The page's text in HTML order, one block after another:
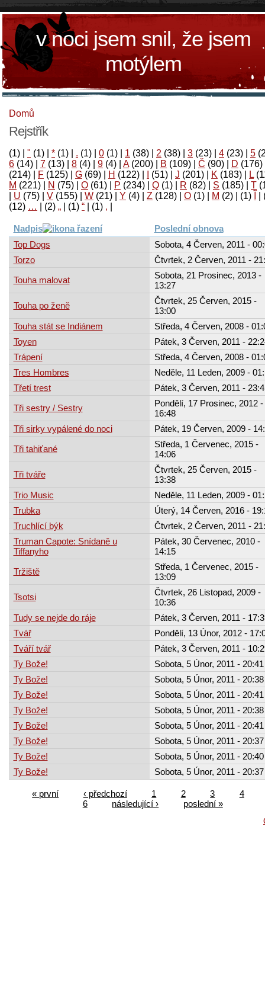
v noci jsem snil, že jsem
motýlem
Domů
Rejstřík
(1) " (1) * (1) . (1) 0 (1) 1 (38) 2 (38) 3 (23) 4 (23) 5
6 (14) 7 (13) 8 (4) 9 (4) A(200) B (109) Č (90) D (176)
(214)
F (125) G (69) H (122) (51) J (201) K (183) L
M (221) N (75) O (61) P (234) Q (1) R (82) S (185) T
U (75) V (155) W (21) Y (4) Z (128) Ο (1) М (2)
(1)
‚
(1)
“
(1)
„
(2)
…
(12)
Nadpis
Poslední obnova
Top Dogs
Sobota, 4 Červen, 2011 -
Torzo
Čtvrtek, 2 Červen, 2011 -
Touha malovat
Sobota, 21 Prosinec, 2013 -
13:27
Touha po ženě
Čtvrtek, 25 Červen, 2015 -
13:00
Touha stát se Indiánem
Středa, 4 Červen, 2008 -
Toyen
Pátek, 3 Červen, 2011 -
Trápení
Středa, 4 Červen, 2008 -
Tres Hombres
Neděle, 11 Leden, 2009 -
Třetí trest
Pátek, 3 Červen, 2011 -
Tři sestry / Sestry
Pondělí, 17 Prosinec, 2012 -
16:48
Tři sirky vypálené do noci
Pátek, 19 Červen, 2009 -
Tři tahiťané
Středa, 1 Červenec, 2015 -
14:06
Tři tváře
Čtvrtek, 25 Červen, 2015 -
13:38
Trio Music
Neděle, 11 Leden, 2009 -
Trubka
Úterý, 14 Červen, 2016 -
Truchlící býk
Čtvrtek, 2 Červen, 2011 -
Truman Capote: Snídaně u
Tiffanyho
Pátek, 30 Červenec, 2010 -
14:15
Tržiště
Středa, 1 Červenec, 2015 -
13:09
Tsotsi
Čtvrtek, 26 Listopad, 2009 -
10:36
Tudy se nejde do ráje
Pátek, 3 Červen, 2011 -
Tvář
Pondělí, 13 Únor, 2012 -
Tváří tvář
Pátek, 3 Červen, 2011 -
Ty Bože!
Sobota, 5 Únor, 2011 - 20:41
Ty Bože!
Sobota, 5 Únor, 2011 - 20:38
Ty Bože!
Sobota, 5 Únor, 2011 - 20:41
Ty Bože!
Sobota, 5 Únor, 2011 - 20:38
Ty Bože!
Sobota, 5 Únor, 2011 - 20:41
Ty Bože!
Sobota, 5 Únor, 2011 - 20:37
Ty Bože!
Sobota, 5 Únor, 2011 - 20:40
Ty Bože!
Sobota, 5 Únor, 2011 - 20:37
« první ‹ předchozí 1 2 3
4
6
následující ›
poslední »